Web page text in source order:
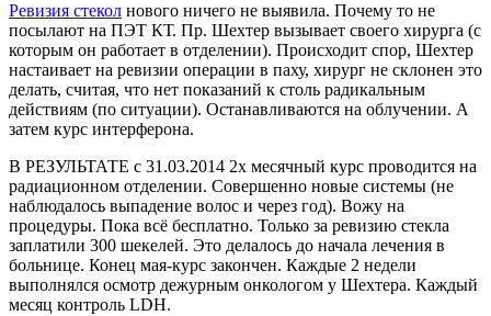
Ревизия стекол нового ничего не выявила. Почему то не
посылают на ПЭТ КТ. Пр. Шехтер вызывает своего хирурга (с
которым он работает в отделении). Происходит спор, Шехтер
настаивает на ревизии операции в паху, хирург не склонен это
делать, считая, что нет показаний к столь радикальным
действиям (по ситуации). Останавливаются на облучении. А
затем курс интерферона.
В РЕЗУЛЬТАТЕ с 31.03.2014 2х месячный курс проводится на
радиационном отделении. Совершенно новые системы (не
наблюдалось выпадение волос и через год). Вожу на
процедуры. Пока всё бесплатно. Только за ревизию стекла
заплатили 300 шекелей. Это делалось до начала лечения в
больнице. Конец мая-курс закончен. Каждые 2 недели
выполнялся осмотр дежурным онкологом у Шехтера. Каждый
месяц контроль LDH.